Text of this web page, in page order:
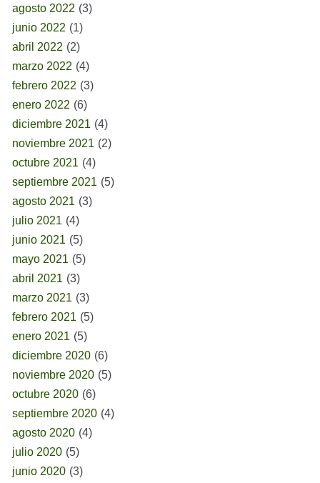
agosto 2022 (3)
junio 2022 (1)
abril 2022 (2)
marzo 2022 (4)
febrero 2022 (3)
enero 2022 (6)
diciembre 2021 (4)
noviembre 2021 (2)
octubre 2021 (4)
septiembre 2021 (5)
agosto 2021 (3)
julio 2021 (4)
junio 2021 (5)
mayo 2021 (5)
abril 2021 (3)
marzo 2021 (3)
febrero 2021 (5)
enero 2021 (5)
diciembre 2020 (6)
noviembre 2020 (5)
octubre 2020 (6)
septiembre 2020 (4)
agosto 2020 (4)
julio 2020 (5)
junio 2020 (3)